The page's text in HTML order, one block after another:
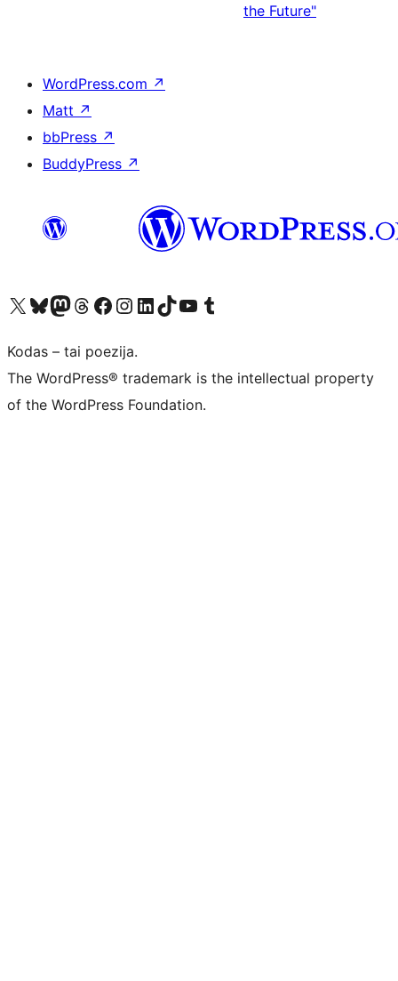
the Future"
WordPress.com ↗
Matt ↗
bbPress ↗
BuddyPress ↗
Visit our X (formerly Twitter) account
Apsilankykite mūsų Bluesky paskyroje
Visit our Mastodon account
Apsilankykite mūsų Threads paskyroje
Visit our Facebook page
Visit our Instagram account
Visit our LinkedIn account
Apsilankykite mūsų TikTok paskyroje
Visit our YouTube channel
Apsilankykite mūsų Tumblr paskyroje
Kodas – tai poezija.
The WordPress® trademark is the intellectual property
of the WordPress Foundation.